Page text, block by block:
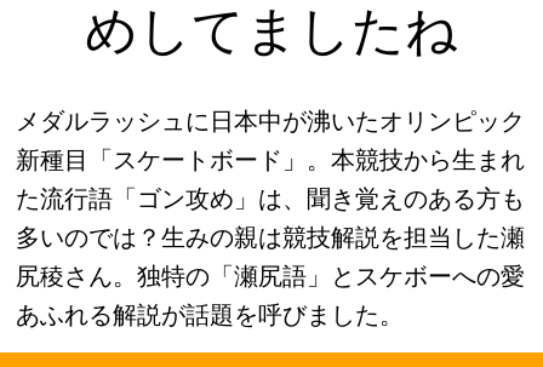
めしてましたね
メダルラッシュに日本中が沸いたオリンピック
新種目「スケートボード」。本競技から生まれ
た流行語「ゴン攻め」は、聞き覚えのある方も
多いのでは？生みの親は競技解説を担当した瀬
尻稜さん。独特の「瀬尻語」とスケボーへの愛
あふれる解説が話題を呼びました。